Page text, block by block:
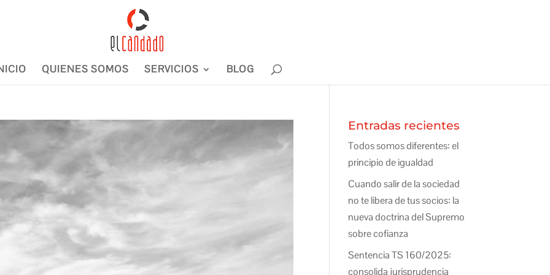
QUIENES SOMOS SERVICIOS BLOG
Entradas recientes
Todos somos diferentes: el
principio de igualdad
Cuando salir de la sociedad
no te libera de tus socios: la
nueva doctrina del Supremo
sobre cofianza
Sentencia TS 160/2025:
consolida jurisprudencia